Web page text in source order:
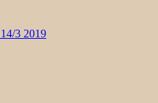
3 2019